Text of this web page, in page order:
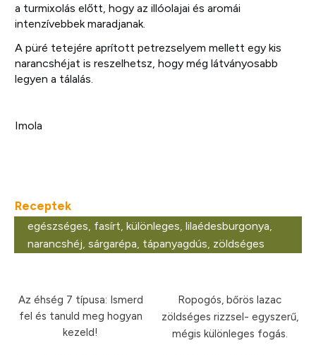
a turmixolás előtt, hogy az illóolajai és aromái
intenzívebbek maradjanak.
A püré tetejére aprított petrezselyem mellett egy kis
narancshéjat is reszelhetsz, hogy még látványosabb
legyen a tálalás.
Imola
Receptek
egészséges fasírt különleges lilaédesburgonya
narancshéj sárgarépa tápanyagdús zöldséges
Az éhség 7 típusa: Ismerd
fel és tanuld meg hogyan
kezeld!
Ropogós, bőrös lazac
zöldséges rizzsel- egyszerű,
mégis különleges fogás.